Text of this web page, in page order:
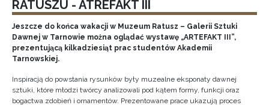
RATUSZU - ATREFAKT III
Jeszcze do końca wakacji w Muzeum Ratusz – Galerii Sztuki
Dawnej w Tarnowie można oglądać wystawę „ARTEFAKT III”,
prezentującą kilkadziesiąt prac studentów Akademii
Tarnowskiej.
Inspiracją do powstania rysunków były muzealne eksponaty dawnej
sztuki, które młodzi twórcy analizowali pod kątem formy, funkcji oraz
bogactwa zdobień i ornamentów. Prezentowane prace ukazują proces